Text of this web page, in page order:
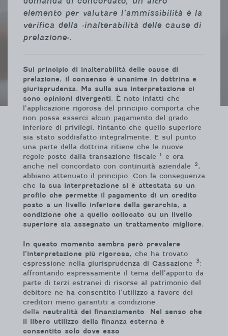
elemento per valutare l’ammissibilità è la
verifica della «inalterabilità delle cause di
prelazione».
Sul principio di inalterabilità delle cause di
prelazione, il consenso è unanime in dottrina e
giurisprudenza. Ma sulla sua interpretazione ci
sono opinioni divergenti. È noto infatti che
l’applicazione rigorosa del principio comporta che
non possa esserci alcun pagamento del grado
inferiore di privilegi, fintanto che quello superiore
sia stato soddisfatto integralmente. E sul punto
una parte della dottrina ritiene che le nuove
regole poste dalla transazione fiscale
1
e ora
anche nel concordato con continuità aziendale
2,
abbiano attenuato il principio. Con la conseguenza
che
la sua interpretazione si è attestata su un
profilo che permette il pagamento di un credito
posto a un livello inferiore della gerarchia, a
condizione che a quello collocato su un livello
superiore sia assegnato un trattamento migliore.
In questo momento sembra però prevalere
l’interpretazione più rigorosa, che ha trovato
espressione nella giurisprudenza di Cassazione
3:
affrontando espressamente il tema dell’apporto da
parte di terzi estranei di risorse al patrimonio del
debitore ne ha consentito l’utilizzo a favore dei
creditori meno garantiti a condizione
della neutralità dei finanziamento
Nel senso che
il libero utilizzo della finanza esterna è
consentito solo dove esso